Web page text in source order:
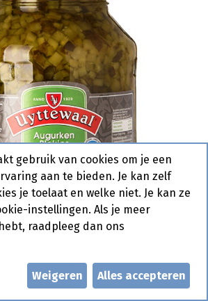
Uyttewaal
gebruik van cookies om je een
aan te bieden. Je kan zelf
je toelaat en welke niet. Je kan ze
instellingen. Als je meer
raadpleeg dan ons
Weigeren Alles accepteren